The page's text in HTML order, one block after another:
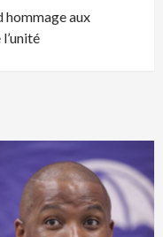
hommage aux